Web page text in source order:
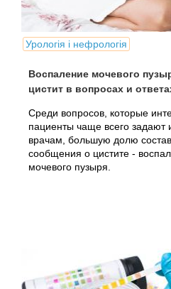
Урологія і нефрологія
Воспаление мочевого
цистит в вопросах и
Среди вопросов, которые
пациенты чаще всего задают
врачам, большую долю
сообщения о цистите -
мочевого пузыря.